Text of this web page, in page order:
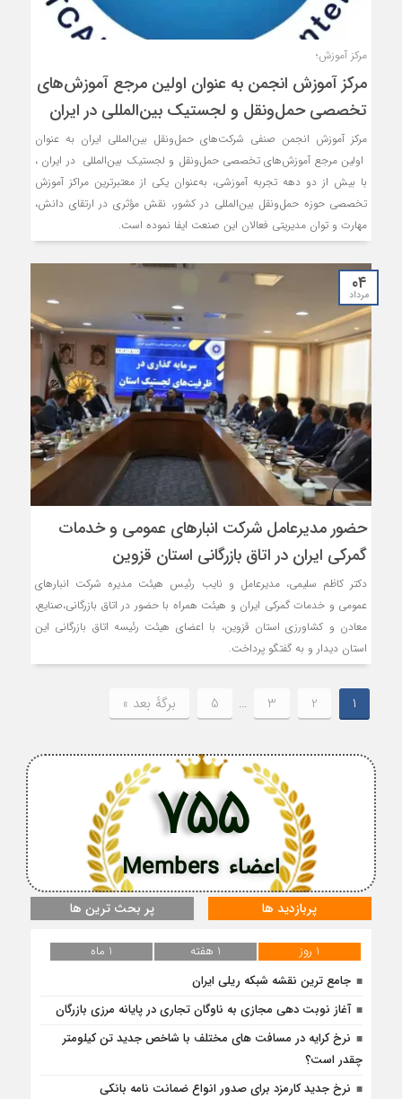
مرکز آموزش؛
مرکز آموزش انجمن به عنوان اولین مرجع آموزش‌های
تخصصی حمل‌ونقل و لجستیک بین‌المللی در ایران
مرکز آموزش انجمن صنفی شرکت‌های حمل‌ونقل بین‌المللی ایران به عنوان
اولین مرجع آموزش‌های تخصصی حمل‌ونقل و لجستیک بین‌المللی در ایران ،
با بیش از دو دهه تجربه آموزشی، به‌عنوان یکی از معتبرترین مراکز آموزش
تخصصی حوزه حمل‌ونقل بین‌المللی در کشور، نقش مؤثری در ارتقای دانش،
مهارت و توان مدیریتی فعالان این صنعت ایفا نموده است.
۰۴
مرداد
حضور مدیرعامل شرکت انبارهای عمومی و خدمات
گمرکی ایران در اتاق بازرگانی استان قزوین
دکتر کاظم سلیمی، مدیرعامل و نایب رئیس هیئت مدیره شرکت انبارهای
عمومی و خدمات گمرکی ایران و هیئت همراه با حضور در اتاق بازرگانی،صنایع،
معادن و کشاورزی استان قزوین، با اعضای هیئت رئیسه اتاق بازرگانی این
استان دیدار و به گفتگو پرداخت.
1
2
3
…
5 برگهٔ بعد »
اعضاء Members
755
پربازدید ها پر بحث ترین ها
1 روز 1 هفته
1 ماه
جامع ترین نقشه شبکه ریلی ایران
آغاز نوبت دهی مجازی به ناوگان تجاری در پایانه مرزی بازرگان
نرخ کرایه در مسافت‌ های مختلف با شاخص جدید تن کیلومتر
چقدر است؟
نرخ جدید کارمزد برای صدور انواع ضمانت نامه بانکی